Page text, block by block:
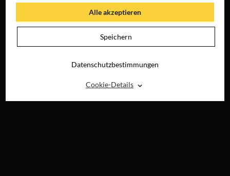
SAMBA IN
JETZT AUF DVD &
Alle akzeptieren
Speichern
Datenschutzbestimmungen
Cookie-Details ⌃